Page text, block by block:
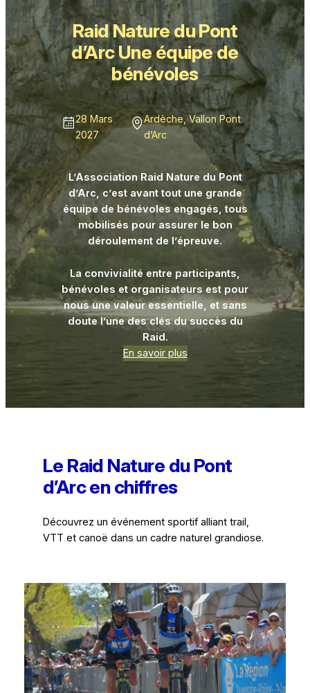
Raid Nature du Pont
d’Arc Une équipe de
bénévoles
28 Mars
2027
Ardèche, Vallon Pont
d’Arc
L’Association Raid Nature du Pont
d’Arc, c’est avant tout une grande
équipe de bénévoles engagés, tous
mobilisés pour assurer le bon
déroulement de l’épreuve.
La convivialité entre participants,
bénévoles et organisateurs est pour
nous une valeur essentielle, et sans
doute l’une des clés du succès du
Raid.
En savoir plus
Le Raid Nature du Pont
d’Arc en chiffres
Découvrez un événement sportif alliant trail,
VTT et canoë dans un cadre naturel grandiose.